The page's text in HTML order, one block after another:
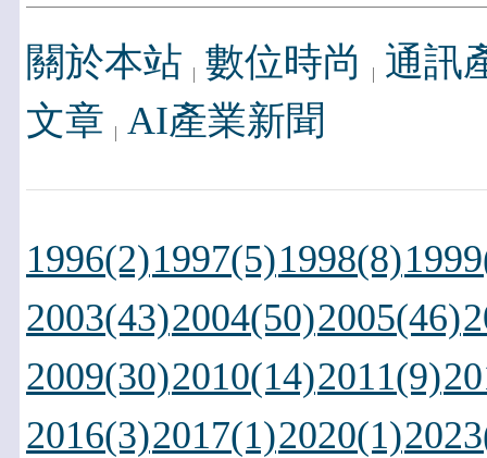
關於本站 數位時尚
通訊
文章 AI產業新聞
1996(2)1997(5)1998(8)
2003(43)2004(50)2005(46)
2009(30)2010(14)2011(9)
2016(3)2017(1)2020(1)